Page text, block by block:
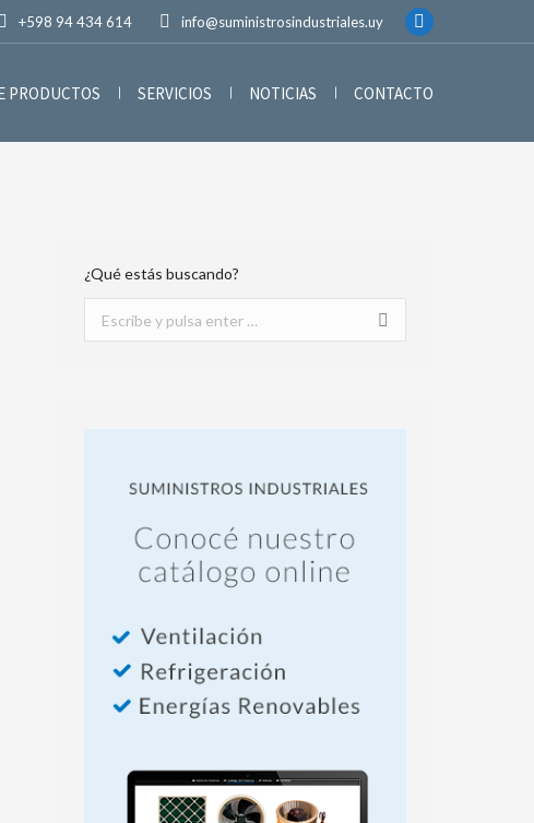
+598 94 434 614 info@suministrosindustriales.uy
PRODUCTOS SERVICIOS NOTICIAS CONTACTO
¿Qué estás buscando?